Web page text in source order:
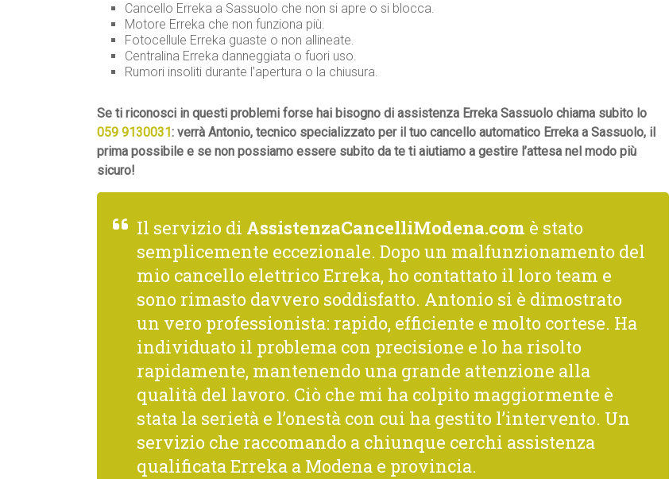
Cancello Erreka a Sassuolo che non si apre o si blocca.
Motore Erreka che non funziona più.
Fotocellule Erreka guaste o non allineate.
Centralina Erreka danneggiata o fuori uso.
Rumori insoliti durante l’apertura o la chiusura.
Se ti riconosci in questi problemi forse hai bisogno di assistenza Erreka Sassuolo chiama subito lo
059 9130031 : verrà Antonio, tecnico specializzato per il tuo cancello automatico Erreka a Sassuolo, il
prima possibile e se non possiamo essere subito da te ti aiutiamo a gestire l’attesa nel modo più
sicuro!
Il servizio di AssistenzaCancelliModena.com è stato
semplicemente eccezionale. Dopo un malfunzionamento del
mio cancello elettrico Erreka, ho contattato il loro team e
sono rimasto davvero soddisfatto. Antonio si è dimostrato
un vero professionista: rapido, efficiente e molto cortese. Ha
individuato il problema con precisione e lo ha risolto
rapidamente, mantenendo una grande attenzione alla
qualità del lavoro. Ciò che mi ha colpito maggiormente è
stata la serietà e l’onestà con cui ha gestito l’intervento. Un
servizio che raccomando a chiunque cerchi assistenza
qualificata Erreka a Modena e provincia.